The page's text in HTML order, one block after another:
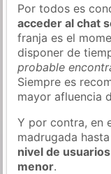
Por todos es
acceder al chat
franja es el
disponer de
probable
Siempre es
mayor afluencia
Y por contra, en
madrugada
nivel de
menor.